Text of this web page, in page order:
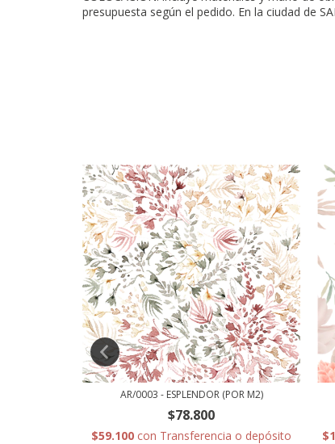
presupuesta según el pedido. En la ciudad de
AR/0003 - ESPLENDOR (POR M2)
$78.800
$59.100 con Transferencia o depósito